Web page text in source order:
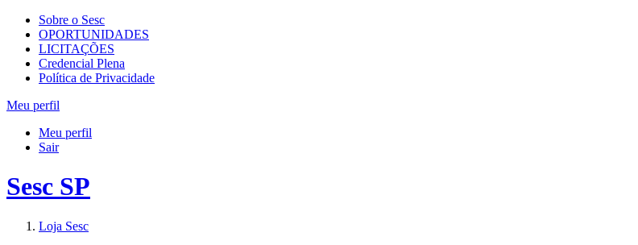
Sobre o Sesc
OPORTUNIDADES
LICITAÇÕES
Credencial Plena
Política de Privacidade
Meu perfil
Meu perfil
Sair
Sesc SP
Loja Sesc